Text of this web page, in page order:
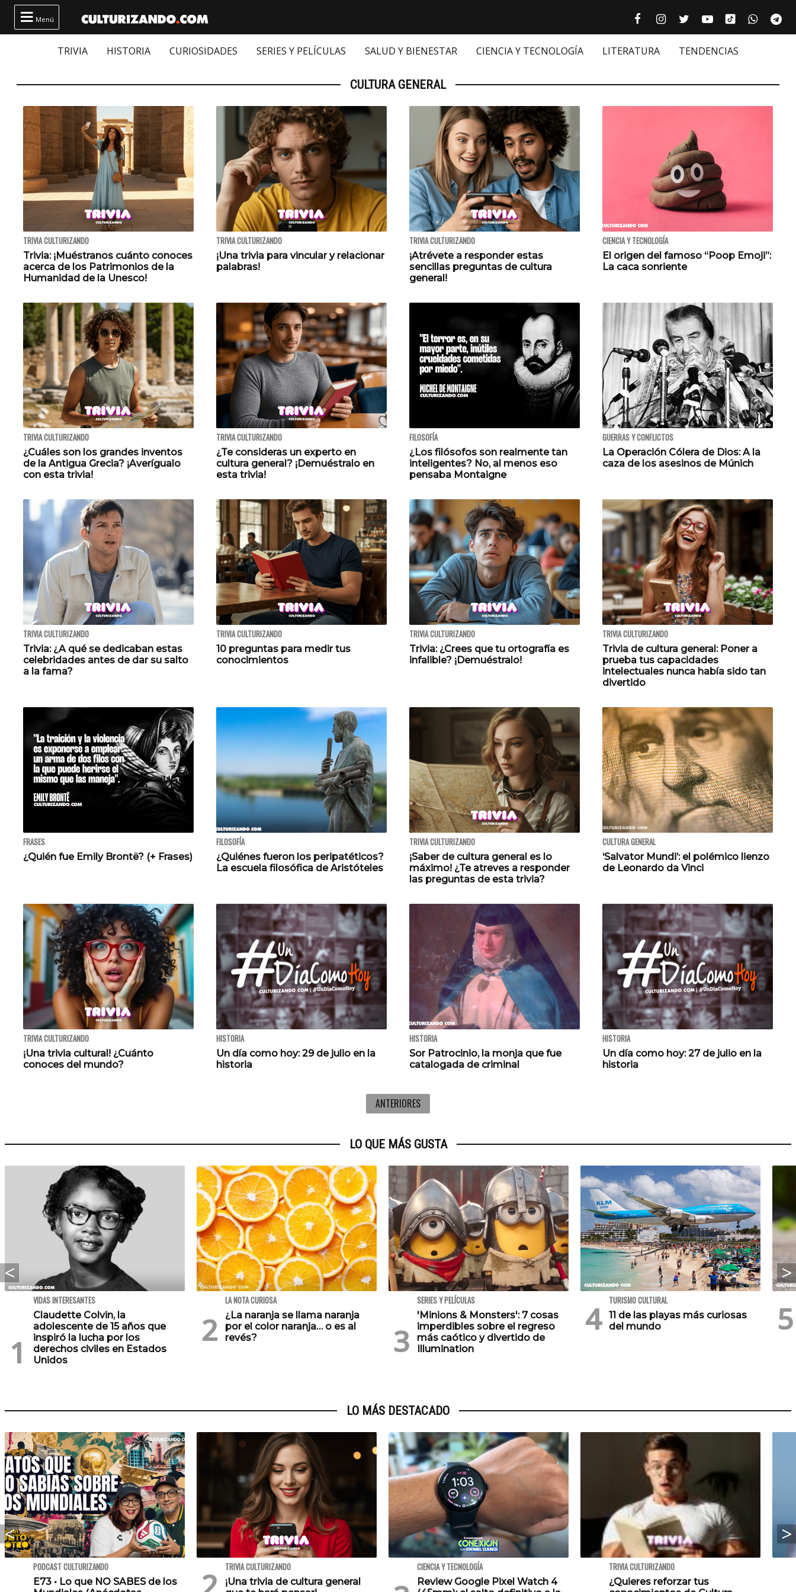
 Menú  Facebook culturizando.com |
 Instagram
 Twitter
 Youtube
Tiktok
 
TRIVIA HISTORIA CURIOSIDADES SERIES Y PELÍCULAS SALUD Y BIENESTAR CIENCIA Y TECNOLOGÍA LITERATURA TENDENCIAS
CULTURA GENERAL
TRIVIA CULTURIZANDO
Trivia: ¡Muéstranos cuánto conoces
acerca de los Patrimonios de la
Humanidad de la Unesco!
TRIVIA CULTURIZANDO
¡Una trivia para vincular y relacionar
palabras!
TRIVIA CULTURIZANDO
¡Atrévete a responder estas
sencillas preguntas de cultura
general!
CIENCIA Y TECNOLOGÍA
El origen del famoso “Poop Emoji”:
La caca sonriente
TRIVIA CULTURIZANDO
¿Cuáles son los grandes inventos
de la Antigua Grecia? ¡Averígualo
con esta trivia!
TRIVIA CULTURIZANDO
¿Te consideras un experto en
cultura general? ¡Demuéstralo en
esta trivia!
FILOSOFÍA
¿Los filósofos son realmente tan
inteligentes? No, al menos eso
pensaba Montaigne
GUERRAS Y CONFLICTOS
La Operación Cólera de Dios: A la
caza de los asesinos de Múnich
TRIVIA CULTURIZANDO
Trivia: ¿A qué se dedicaban estas
celebridades antes de dar su salto
a la fama?
TRIVIA CULTURIZANDO
10 preguntas para medir tus
conocimientos
TRIVIA CULTURIZANDO
Trivia: ¿Crees que tu ortografía es
infalible? ¡Demuéstralo!
TRIVIA CULTURIZANDO
Trivia de cultura general: Poner a
prueba tus capacidades
intelectuales nunca había sido tan
divertido
FRASES
¿Quién fue Emily Brontë? (+ Frases)
FILOSOFÍA
¿Quiénes fueron los peripatéticos?
La escuela filosófica de Aristóteles
TRIVIA CULTURIZANDO
¡Saber de cultura general es lo
máximo! ¿Te atreves a responder
las preguntas de esta trivia?
CULTURA GENERAL
‘Salvator Mundi’: el polémico lienzo
de Leonardo da Vinci
TRIVIA CULTURIZANDO
¡Una trivia cultural! ¿Cuánto
conoces del mundo?
HISTORIA
Un día como hoy: 29 de julio en la
historia
HISTORIA
Sor Patrocinio, la monja que fue
catalogada de criminal
HISTORIA
Un día como hoy: 27 de julio en la
historia
ANTERIORES
LO QUE MÁS GUSTA
VIDAS INTERESANTES
Claudette Colvin, la
adolescente de 15 años que
inspiró la lucha por los
derechos civiles en Estados
Unidos
LA NOTA CURIOSA
¿La naranja se llama naranja
por el color naranja… o es al
revés?
SERIES Y PELÍCULAS
'Minions & Monsters': 7 cosas
imperdibles sobre el regreso
más caótico y divertido de
Illumination
TURISMO CULTURAL
11 de las playas más curiosas
del mundo
LO MÁS DESTACADO
PODCAST CULTURIZANDO
E73 • Lo que NO SABES de los
TRIVIA CULTURIZANDO
¡Una trivia de cultura general
CIENCIA Y TECNOLOGÍA
Review Google Pixel Watch 4
TRIVIA CULTURIZANDO
¿Quieres reforzar tus